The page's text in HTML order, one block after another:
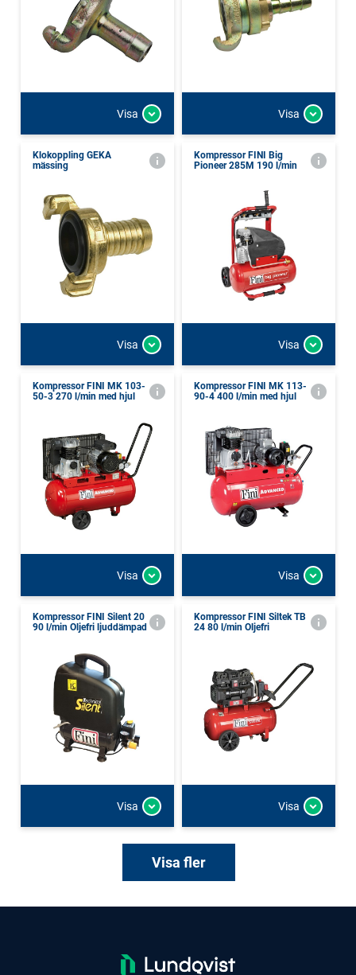
Visa Visa
Klokoppling GEKA
mässing
Visa
Kompressor FINI Big
Pioneer 285M 190 l/min
Visa
Kompressor FINI MK 103-
50-3 270 l/min med hjul
Visa
Kompressor FINI MK 113-
90-4 400 l/min med hjul
Visa
Kompressor FINI Silent 20
90 l/min Oljefri ljuddämpad
Visa
Kompressor FINI Siltek TB
24 80 l/min Oljefri
Visa
Visa fler